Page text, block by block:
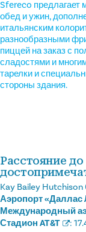
Sfereco предлагает
обед и ужин,
итальянским
разнообразными
пиццей на заказ с
сладостями и
тарелки и
стороны здания.
Расстояние
Kay Bailey
Аэропорт
Международный
Стадион AT&T
: